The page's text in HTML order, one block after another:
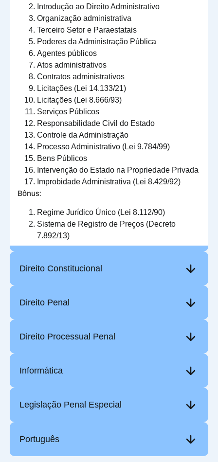
Introdução ao Direito Administrativo
Organização administrativa
Terceiro Setor e Paraestatais
Poderes da Administração Pública
Agentes públicos
Atos administrativos
Contratos administrativos
Licitações (Lei 14.133/21)
Licitações (Lei 8.666/93)
Serviços Públicos
Responsabilidade Civil do Estado
Controle da Administração
Processo Administrativo (Lei 9.784/99)
Bens Públicos
Intervenção do Estado na Propriedade Privada
Improbidade Administrativa (Lei 8.429/92)
Bônus:
Regime Jurídico Único (Lei 8.112/90)
Sistema de Registro de Preços (Decreto
7.892/13)
Direito Constitucional
Direito Penal
Direito Processual Penal
Informática
Legislação Penal Especial
Português